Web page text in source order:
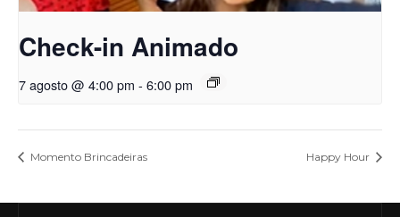
Check-in Animado
7 agosto @ 4:00 pm - 6:00 pm
Momento Brincadeiras Happy Hour